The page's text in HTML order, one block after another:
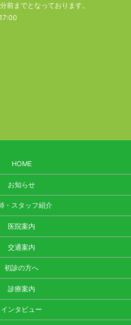
前までとなっております。
HOME
お知らせ
・スタッフ紹介
医院案内
交通案内
初診の方へ
診療案内
インタビュー